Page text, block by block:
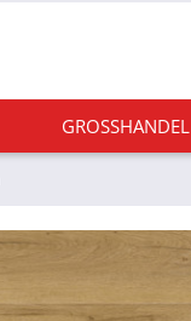
GROSSHANDEL